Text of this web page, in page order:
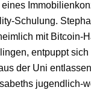
Schulung.
mit Bitcoin-
entpuppt
der Uni
jugendlich-